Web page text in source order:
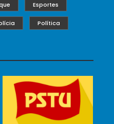
Esportes
Política